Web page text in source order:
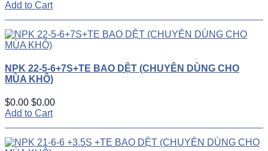
Add to Cart
NPK 22-5-6+7S+TE BAO DỆT (CHUYÊN DÙNG CHO
MÙA KHÔ)
$0.00 $0.00
Add to Cart